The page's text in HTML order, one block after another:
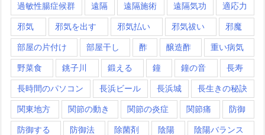
過敏性腸症候群 遠隔 遠隔施術 遠隔気功 適応力
邪気 邪気を出す 邪気払い 邪気祓い 邪魔
部屋の片付け 部屋干し 酢 醸造酢 重い病気
野菜食 銚子川 鍛える 鐘 鐘の音 長寿
長時間のパソコン 長浜ビール 長浜城 長生きの秘訣
関東地方 関節の動き 関節の炎症 関節痛 防御
防御する 防御法 除菌剤 陰陽 陰陽バランス